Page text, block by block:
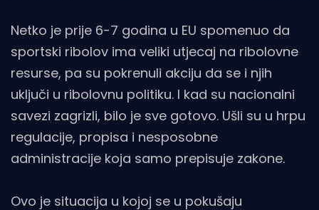
Netko je prije 6-7 godina u EU spomenuo da
sportski ribolov ima veliki utjecaj na ribolovne
resurse, pa su pokrenuli akciju da se i njih
uključi u ribolovnu politiku. I kad su nacionalni
savezi zagrizli, bilo je sve gotovo. Ušli su u hrpu
regulacije, propisa i nesposobne
administracije koja samo prepisuje zakone.
Ovo je situacija u kojoj se u pokušaju